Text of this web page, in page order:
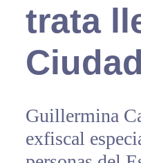
trata
Guillermina
exfiscal